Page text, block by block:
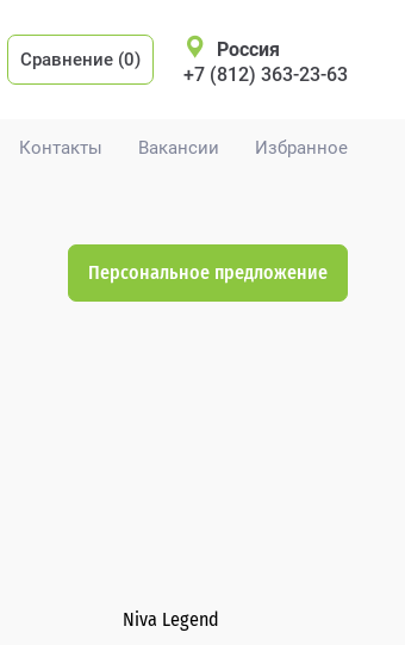
Контакты Вакансии Избранное
Сравнение (0)
Россия
+7 (812) 363-23-63
Персональное предложение
Niva Legend